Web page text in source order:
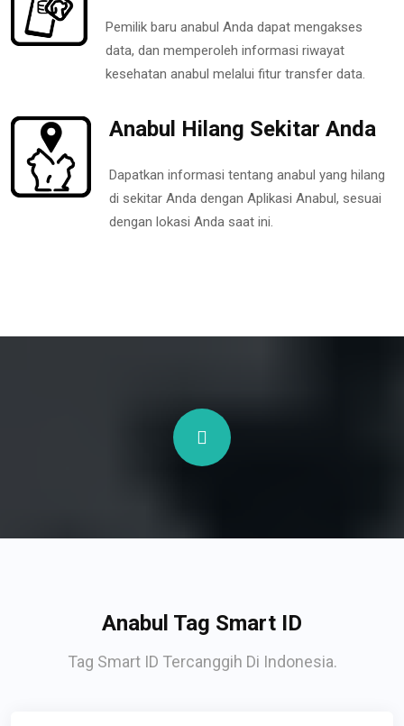
Pemilik baru anabul Anda dapat mengakses
data, dan memperoleh informasi riwayat
kesehatan anabul melalui fitur transfer data.
Anabul Hilang Sekitar Anda
Dapatkan informasi tentang anabul yang hilang
di sekitar Anda dengan Aplikasi Anabul, sesuai
dengan lokasi Anda saat ini.
Anabul Tag Smart ID
Tag Smart ID Tercanggih Di Indonesia.